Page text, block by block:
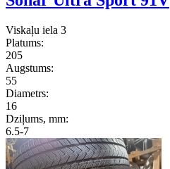
Viskaļu iela 3
Platums:
205
Augstums:
55
Diametrs:
16
Dziļums, mm:
6.5-7